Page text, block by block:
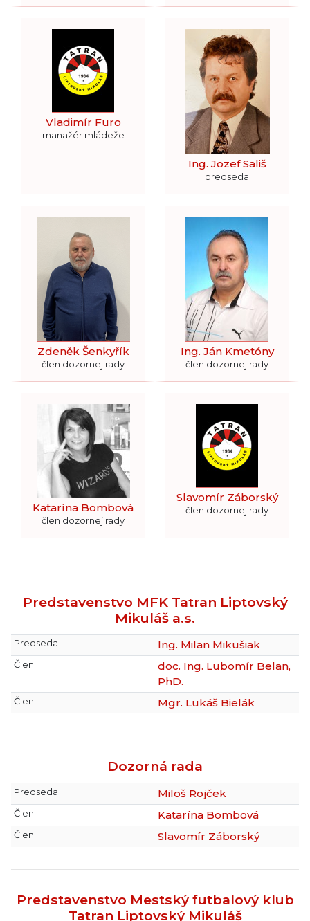
Vladimír Furo
manažér mládeže
Ing. Jozef Sališ
predseda
Zdeněk Šenkyřík
člen dozornej rady
Ing. Ján Kmetóny
člen dozornej rady
Katarína Bombová
člen dozornej rady
Slavomír Záborský
člen dozornej rady
Predstavenstvo MFK Tatran Liptovský
Mikuláš a.s.
Predseda Ing. Milan Mikušiak
Člen
doc. Ing. Lubomír Belan,
PhD.
Člen Mgr. Lukáš Bielák
Dozorná rada
Predseda Miloš Rojček
Člen Katarína Bombová
Člen Slavomír Záborský
Predstavenstvo Mestský futbalový klub
Tatran Liptovský Mikuláš